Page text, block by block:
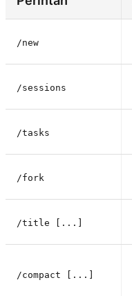
/new
/sessions
/tasks
/fork
/title [...]
/compact [...]